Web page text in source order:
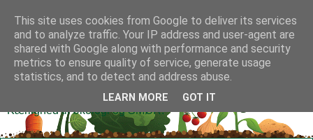
Klidmoster.dk
Kærlighed til økologi og SMØR!
This site uses cookies from Google to deliver its services
and to analyze traffic. Your IP address and user-agent are
shared with Google along with performance and security
metrics to ensure quality of service, generate usage
statistics, and to detect and address abuse.
LEARN MORE GOT IT